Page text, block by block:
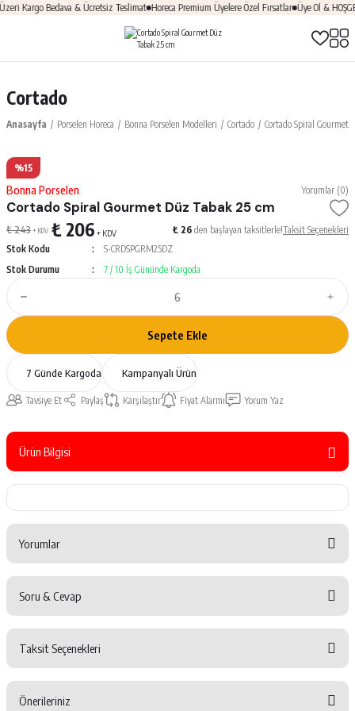
Kargo Bedava & Ücretsiz Teslimat Horeca Premium Üyelere Özel Fırsatlar Üye Ol &
Cortado
Anasayfa Porselen Horeca Bonna Porselen Modelleri Cortado Cortado Spiral Gourmet
%15
Bonna Porselen Yorumlar (0)
Cortado Spiral Gourmet Düz Tabak 25 cm
₺ 243 + KDV ₺ 206 + KDV ₺ 26 den başlayan taksitlerle!Taksit Seçenekleri
Stok Kodu
S-CRDSPGRM25DZ
Stok Durumu
7 / 10 İş Gününde Kargoda
Sepete Ekle
7 Günde Kargoda Kampanyalı Ürün
Tavsiye Et Paylaş Karşılaştır Fiyat Alarmı Yorum Yaz
Ürün Bilgisi
Yorumlar
Yorum Yaz
Soru & Cevap
Taksit Seçenekleri
Önerileriniz